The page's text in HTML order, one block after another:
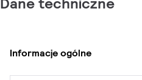
Informacje ogólne